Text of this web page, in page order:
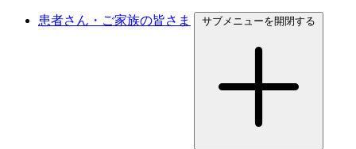
患者さん・ご家族の皆さま サブメニューを開閉する